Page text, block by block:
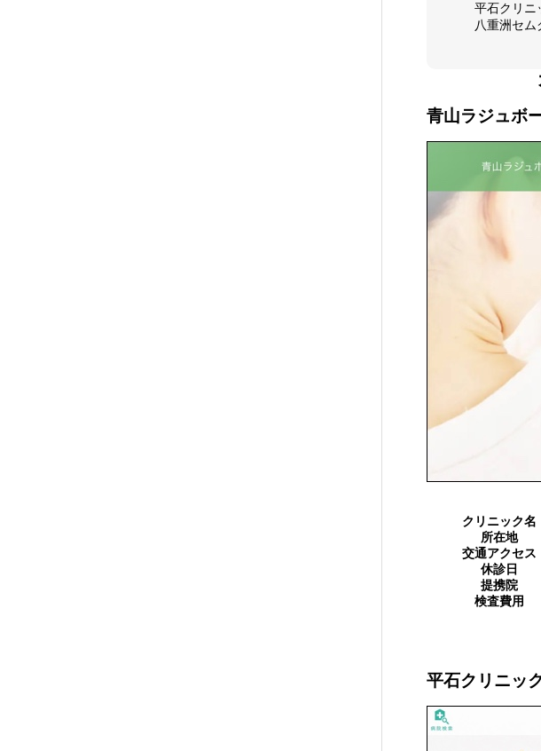
平石クリニ
八重洲セム
青山ラジュボ
クリニック名
所在地
交通アクセス
休診日
提携院
検査費用
平石クリニッ